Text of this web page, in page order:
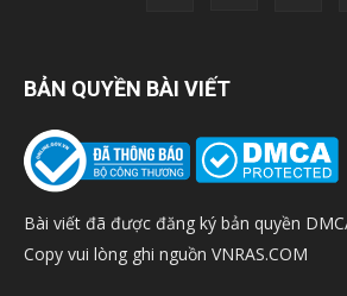
BẢN QUYỀN BÀI VIẾT
Bài viết đã được đăng ký bản quyền
Copy vui lòng ghi nguồn VNRAS.COM